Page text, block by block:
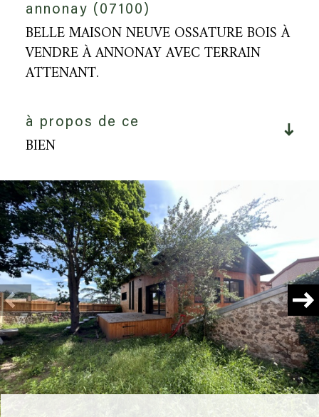
annonay (07100)
BELLE MAISON NEUVE OSSATURE BOIS À
VENDRE À ANNONAY AVEC TERRAIN
ATTENANT.
à propos de ce
BIEN
plus d'informations
FINANCIÈRES
plus de
DÉTAILS